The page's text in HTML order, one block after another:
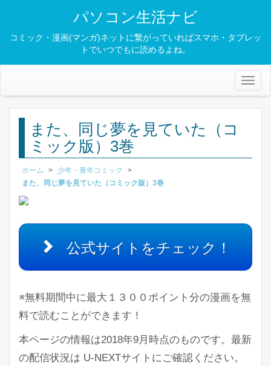
パソコン生活ナビ
コミック・漫画(マンガ)ネットに繋がっていればスマホ・タブレッ
トでいつでもに読めるよね。
また、同じ夢を見ていた（コ
ミック版）3巻
ホーム > 少年・青年コミック
>
また、同じ夢を見ていた（コミック版）3巻
公式サイトをチェック！
※無料期間中に最大１３００ポイント分の漫画を無
料で読むことができます！
本ページの情報は2018年9月時点のものです。最新
の配信状況は U-NEXTサイトにご確認ください。